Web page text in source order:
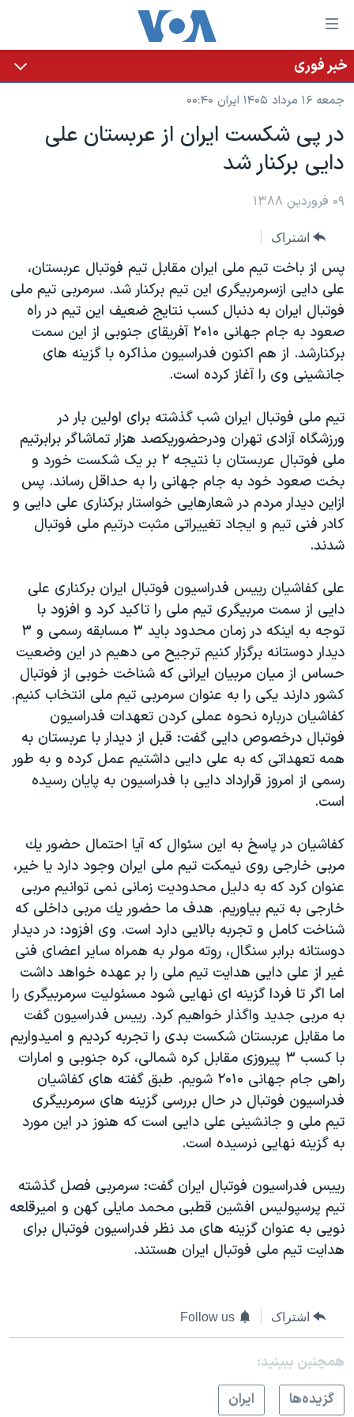
لینکهای
قابل
دسترسی
جهش
محتوای
اصلی
جهش
به
اصلی
جهش
به
جستجو
خانه
نسخه سبک وب‌سایت
موضوع ها
ایران
آمریکا
گزیده‌ها
ویژه برنامه‌ها
ویدیوها
فرهنگ و زندگی
اقتصادی
علم و فناوری
اسرائیل در جنگ
گالری عکس
آرشیو پخش زنده
برنامه های تلویزیونی
جدول برنامه ها
صفحه‌های ویژه
عملیات خشم حماسی
۲۵۰سالگی آمریکا
بایگانی برنامه‌های تلویزیونی
مستندها
حمله جمهوری اسلامی به اسرائیل
رمز مهسا
ورزش زنان در ایران
اعتراضات زن، زندگی، آزادی
مجموعه مستندهای دادخواهی
دادگاه حمید نوری
چهل سال گروگان‌گیری
قانون شفافیت دارائی کادر رهبری ایران
اعتراضات مردمی آبان ۹۸
اسرائیل در جنگ
نرگس محمدی برنده جایزه نوبل صلح
همایش محافظه‌کاران آمریکا «سی‌پک»
پخش رادیویی
یادگیری زبان انگلیسی
دنبال کنید
زبانهای مختلف
خبر فوری
جمعه ۱۶ مرداد ۱۴۰۵ ایران ۰۰:۴۰
در پی شکست ایران از عربستان علی
دایی برکنار شد
۰۹ فروردین ۱۳۸۸
اشتراک
پس از باخت تیم ملی ایران مقابل تیم فوتبال عربستان،
علی دایی ازسرمربیگری این تیم برکنار شد. سرمربی تیم ملی
فوتبال ایران به دنبال کسب نتایج ضعیف این تیم در راه
صعود به جام جهانی ۲۰۱۰ آفریقای جنوبی از این سمت
برکنارشد. از هم اکنون فدراسیون مذاکره با گزینه های
جانشینی وی را آغاز کرده است.
تیم ملی فوتبال ایران شب گذشته برای اولین بار در
ورزشگاه آزادی تهران ودرحضوریکصد هزار تماشاگر برابرتیم
ملی فوتبال عربستان با نتیجه ۲ بر یک شکست خورد و
بخت صعود خود به جام جهانی را به حداقل رساند. پس
ازاین دیدار مردم در شعارهایی خواستار برکناری علی دایی و
کادر فنی تیم و ایجاد تغییراتی مثبت درتیم ملی فوتبال
شدند.
علی كفاشیان رییس فدراسیون فوتبال ایران بركناری علی
دایی از سمت مربیگری تیم ملی را تاكید كرد و افزود با
توجه به اینكه در زمان محدود باید ۳ مسابقه رسمی و ۳
دیدار دوستانه برگزار كنیم ترجیح می دهیم در این وضعیت
حساس از میان مربیان ایرانی كه شناخت خوبی از فوتبال
كشور دارند یكی را به عنوان سرمربی تیم ملی انتخاب كنیم.
كفاشیان درباره نحوه عملی كردن تعهدات فدراسیون
فوتبال درخصوص دایی گفت: قبل از دیدار با عربستان به
همه تعهداتی كه به علی دایی داشتیم عمل كرده و به طور
رسمی از امروز قرارداد دایی با فدراسیون به پایان رسیده
است.
كفاشیان در پاسخ به این سئوال كه آیا احتمال حضور یك
مربی خارجی روی نیمكت تیم ملی ایران وجود دارد یا خیر،
عنوان كرد که به دلیل محدودیت زمانی نمی توانیم مربی
خارجی به تیم بیاوریم. هدف ما حضور یك مربی داخلی كه
شناخت كامل و تجربه بالایی دارد است. وی افزود: در دیدار
دوستانه برابر سنگال، روته مولر به همراه سایر اعضای فنی
غیر از علی دایی هدایت تیم ملی را بر عهده خواهد داشت
اما اگر تا فردا گزینه ای نهایی شود مسئولیت سرمربیگری را
به مربی جدید واگذار خواهیم كرد. رییس فدراسیون گفت
ما مقابل عربستان شكست بدی را تجربه كردیم و امیدواریم
با كسب ۳ پیروزی مقابل كره شمالی، كره جنوبی و امارات
راهی جام جهانی ۲۰۱۰ شویم. طبق گفته های کفاشیان
فدراسیون فوتبال در حال بررسی گزینه های سرمربیگری
تیم ملی و جانشینی علی دایی است که هنوز در این مورد
به گزینه نهایی نرسیده است.
رییس فدراسیون فوتبال ایران گفت: سرمربی فصل گذشته
تیم پرسپولیس افشین قطبی محمد مایلی کهن و امیرقلعه
نویی به عنوان گزینه های مد نظر فدراسیون فوتبال برای
هدایت تیم ملی فوتبال ایران هستند.
اشتراک Follow us
همچنبن ببینید:
گزيده‌ها
ايران